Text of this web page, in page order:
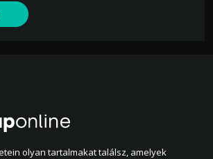
olyan tartalmakat találsz, amelyek